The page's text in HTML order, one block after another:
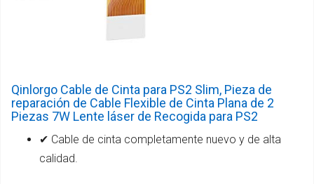
Qinlorgo Cable de Cinta para PS2 Slim, Pieza de
reparación de Cable Flexible de Cinta Plana de 2
Piezas 7W Lente láser de Recogida para PS2
✔ Cable de cinta completamente nuevo y de alta
calidad.